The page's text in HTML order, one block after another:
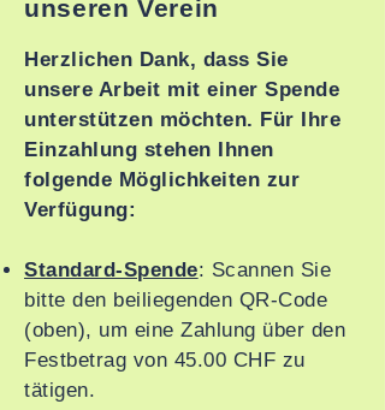
unseren Verein
Herzlichen Dank, dass Sie
unsere Arbeit mit einer Spende
unterstützen möchten. Für Ihre
Einzahlung stehen Ihnen
folgende Möglichkeiten zur
Verfügung:
Standard-Spende: Scannen Sie
bitte den beiliegenden QR-Code
(oben), um eine Zahlung über den
Festbetrag von 45.00 CHF zu
tätigen.